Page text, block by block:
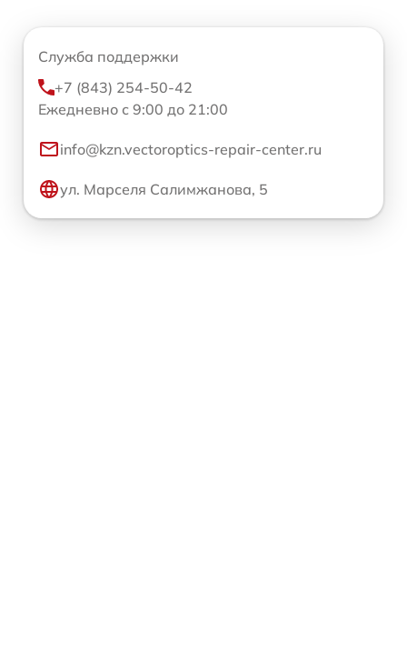
Служба поддержки
+7 (843) 254-50-42
Ежедневно с 9:00 до 21:00
info@kzn.vectoroptics-repair-center.ru
ул. Марселя Салимжанова, 5